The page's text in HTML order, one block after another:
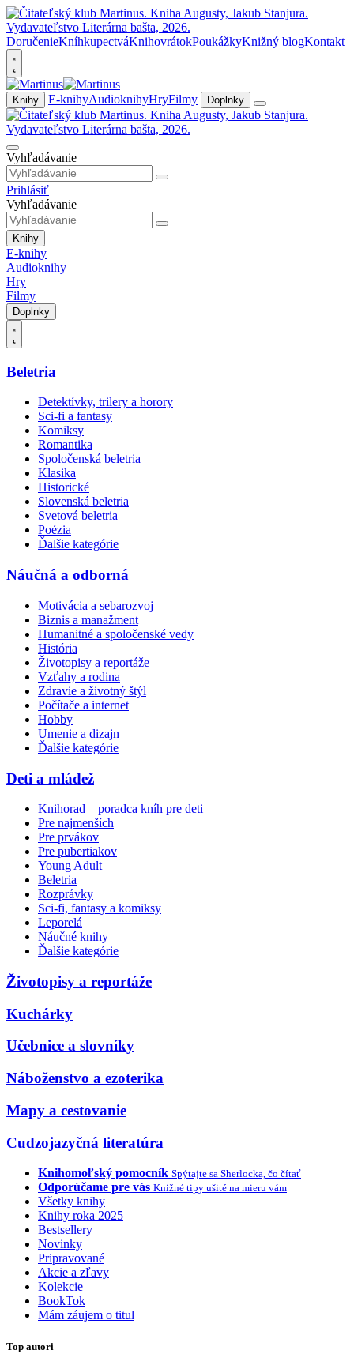
DoručenieKníhkupectváKnihovrátokPoukážkyKnižný blogKontakt
Knihy E-knihyAudioknihyHryFilmy Doplnky
Vyhľadávanie
Prihlásiť
Vyhľadávanie
Knihy
E-knihy
Audioknihy
Hry
Filmy
Doplnky
Beletria
Detektívky, trilery a horory
Sci-fi a fantasy
Komiksy
Romantika
Spoločenská beletria
Klasika
Historické
Slovenská beletria
Svetová beletria
Poézia
Ďalšie kategórie
Náučná a odborná
Motivácia a sebarozvoj
Biznis a manažment
Humanitné a spoločenské vedy
História
Životopisy a reportáže
Vzťahy a rodina
Zdravie a životný štýl
Počítače a internet
Hobby
Umenie a dizajn
Ďalšie kategórie
Deti a mládež
Knihorad – poradca kníh pre deti
Pre najmenších
Pre prvákov
Pre pubertiakov
Young Adult
Beletria
Rozprávky
Sci-fi, fantasy a komiksy
Leporelá
Náučné knihy
Ďalšie kategórie
Životopisy a reportáže
Kuchárky
Učebnice a slovníky
Náboženstvo a ezoterika
Mapy a cestovanie
Cudzojazyčná literatúra
Knihomoľský pomocník Spýtajte sa Sherlocka, čo čítať
Odporúčame pre vás Knižné tipy ušité na mieru vám
Všetky knihy
Knihy roka 2025
Bestsellery
Novinky
Pripravované
Akcie a zľavy
Kolekcie
BookTok
Mám záujem o titul
Top autori